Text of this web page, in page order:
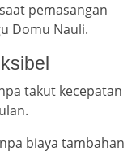
pemasangan
Domu Nauli.
takut kecepatan
biaya tambahan